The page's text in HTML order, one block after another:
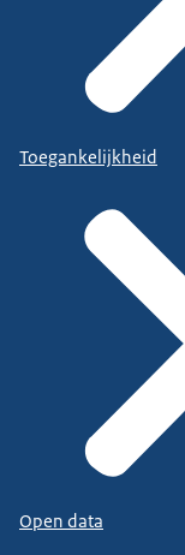
Toegankelijkheid
Open data